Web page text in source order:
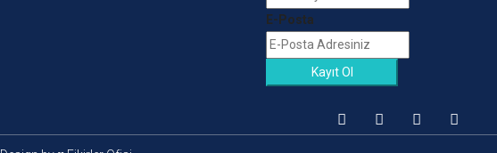
E-Posta
Kayıt Ol